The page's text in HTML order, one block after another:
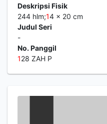
Deskripsi Fisik
244 hlm;14 x 20 cm
Judul Seri
-
No. Panggil
128 ZAH P